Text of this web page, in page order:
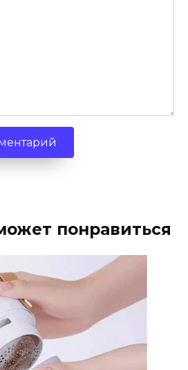
понравиться